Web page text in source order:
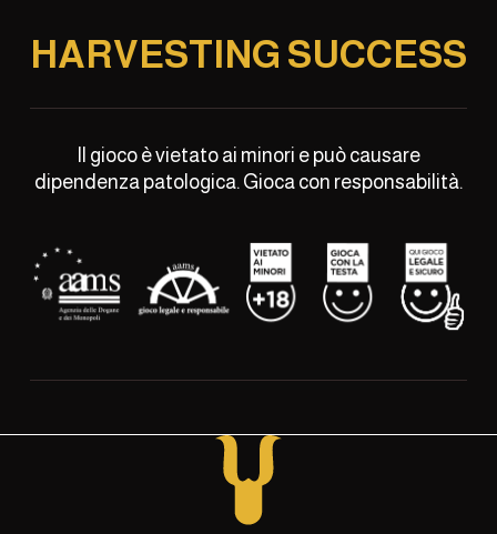
HARVESTING SUCCESS
Il gioco è vietato ai minori e può causare
dipendenza patologica. Gioca con responsabilità.